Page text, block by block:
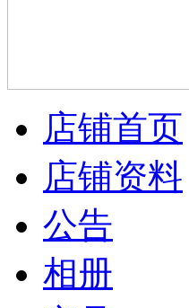
店铺首页
店铺资料
公告
相册